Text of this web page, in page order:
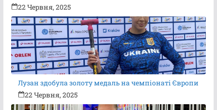
22 Червня, 2025
Лузан здобула золоту медаль на чемпіонаті Європи
22 Червня, 2025